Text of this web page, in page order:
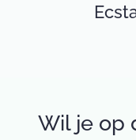
Wil je op